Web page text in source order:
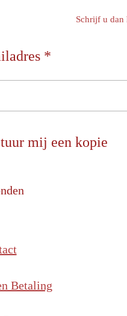
Schrijf u dan
*
mij een kopie
Betaling